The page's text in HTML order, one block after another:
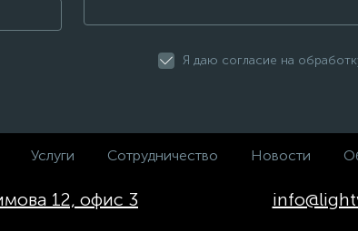
Я даю согласие на
Услуги Сотрудничество Новости
12, офис 3